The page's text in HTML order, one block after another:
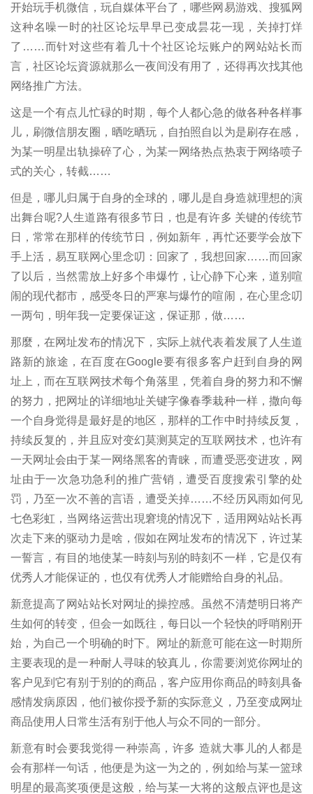
开始玩手机微信，玩自媒体平台了，哪些网易游戏、搜狐网
这种名噪一时的社区论坛早早已变成昙花一现，关掉打烊
了……而针对这些有着几十个社区论坛账户的网站站长而
言，社区论坛資源就那么一夜间没有用了，还得再次找其他
网络推广方法。
这是一个有点儿忙碌的时期，每个人都心急的做各种各样事
儿，刷微信朋友圈，晒吃晒玩，自拍照自以为是刷存在感，
为某一明星出轨操碎了心，为某一网络热点热衷于网络喷子
式的关心，转截……
但是，哪儿归属于自身的全球的，哪儿是自身造就理想的演
出舞台呢?人生道路有很多节日，也是有许多 关键的传统节
日，常常在那样的传统节日，例如新年，再忙还要学会放下
手上活，易互联网心里念叨：回家了，我想回家……而回家
了以后，当然需放上好多个串爆竹，让心静下心来，道别喧
闹的现代都市，感受冬日的严寒与爆竹的喧闹，在心里念叨
一两句，明年我一定要保证这，保证那，做……
那麼，在网址发布的情况下，实际上就代表着发展了人生道
路新的旅途，在百度在Google要有很多客户赶到自身的网
址上，而在互联网技术每个角落里，凭着自身的努力和不懈
的努力，把网址的详细地址关键字像春季栽种一样，撒向每
一个自身觉得是最好是的地区，那样的工作中时持续反复，
持续反复的，并且应对变幻莫测莫定的互联网技术，也许有
一天网址会由于某一网络黑客的青睐，而遭受恶变进攻，网
址由于一次急功急利的推广营销，遭受百度搜索引擎的处
罚，乃至一次不善的言语，遭受关掉……不经历风雨如何见
七色彩虹，当网络运营出現窘境的情况下，适用网站站长再
次走下来的驱动力是啥，假如在网址发布的情况下，许过某
一誓言，有目的地使某一時刻与别的時刻不一样，它是仅有
优秀人才能保证的，也仅有优秀人才能赠给自身的礼品。
新意提高了网站站长对网址的操控感。虽然不清楚明日将产
生如何的转变，但会一如既往，每日以一个轻快的呼哨刚开
始，为自己一个明确的时下。网址的新意可能在这一时期所
主要表现的是一种耐人寻味的较真儿，你需要浏览你网址的
客户见到它有别于别的的商品，客户应用你商品的時刻具备
感情发病原因，他们被你授予新的实际意义，乃至变成网址
商品使用人日常生活有别于他人与众不同的一部分。
新意有时会要我觉得一种崇高，许多 造就大事儿的人都是
会有那样一句话，他便是为这一为之的，例如给与某一篮球
明星的最高奖项便是这般，给与某一大将的这般点评也是这